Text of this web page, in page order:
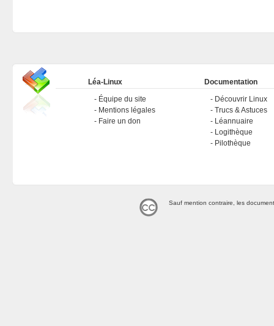
Léa-Linux
Équipe du site
Mentions légales
Faire un don
Documentation
Découvrir Linux
Trucs & Astuces
Léannuaire
Logithèque
Pilothèque
Sauf mention contraire, les